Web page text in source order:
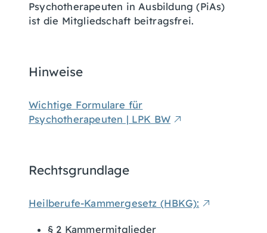
Psychotherapeuten in Ausbildung (PiAs)
ist die Mitgliedschaft beitragsfrei.
Hinweise
Wichtige Formulare für
Psychotherapeuten | LPK BW
Rechtsgrundlage
Heilberufe-Kammergesetz (HBKG):
§ 2 Kammermitglieder